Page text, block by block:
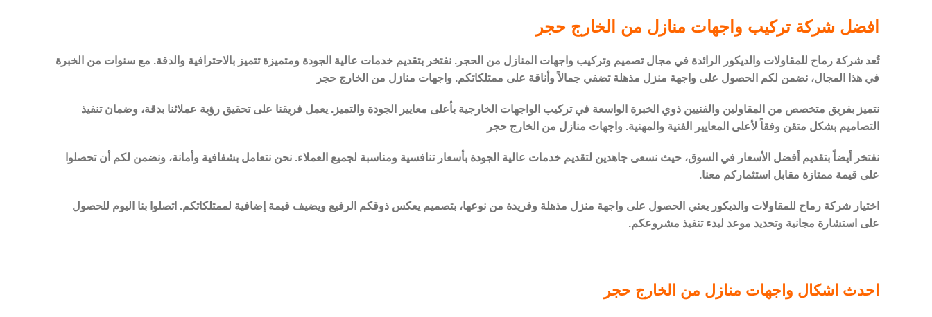
افضل شركة تركيب واجهات منازل من الخارج حجر
تُعد شركة رماح للمقاولات والديكور الرائدة في مجال تصميم وتركيب واجهات المنازل من الحجر. نفتخر بتقديم خدمات عالية الجودة ومتميزة تتميز بالاحترافية والدقة. مع سنوات من الخبرة
في هذا المجال، نضمن لكم الحصول على واجهة منزل مذهلة تضفي جمالاً وأناقة على ممتلكاتكم. واجهات منازل من الخارج حجر
نتميز بفريق متخصص من المقاولين والفنيين ذوي الخبرة الواسعة في تركيب الواجهات الخارجية بأعلى معايير الجودة والتميز. يعمل فريقنا على تحقيق رؤية عملائنا بدقة، وضمان تنفيذ
التصاميم بشكل متقن وفقاً لأعلى المعايير الفنية والمهنية. واجهات منازل من الخارج حجر
نفتخر أيضاً بتقديم أفضل الأسعار في السوق، حيث نسعى جاهدين لتقديم خدمات عالية الجودة بأسعار تنافسية ومناسبة لجميع العملاء. نحن نتعامل بشفافية وأمانة، ونضمن لكم أن تحصلوا
على قيمة ممتازة مقابل استثماركم معنا.
اختيار شركة رماح للمقاولات والديكور يعني الحصول على واجهة منزل مذهلة وفريدة من نوعها، بتصميم يعكس ذوقكم الرفيع ويضيف قيمة إضافية لممتلكاتكم. اتصلوا بنا اليوم للحصول
على استشارة مجانية وتحديد موعد لبدء تنفيذ مشروعكم.
احدث اشكال واجهات منازل من الخارج حجر